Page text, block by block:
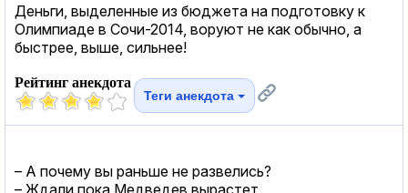
Деньги, выделенные из бюджета на подготовку к
Олимпиаде в Сочи-2014, воруют не как обычно, а
быстрее, выше, сильнее!
Рейтинг анекдота
Теги анекдота
– А почему вы раньше не развелись?
– Ждали пока Медведев вырастет.